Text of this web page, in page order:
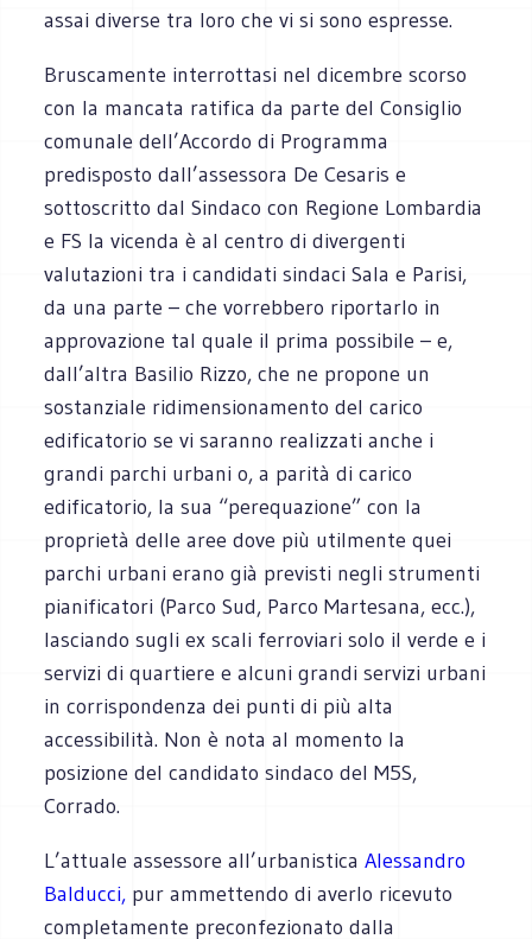
assai diverse tra loro che vi si sono espresse.
Bruscamente interrottasi nel dicembre scorso
con la mancata ratifica da parte del Consiglio
comunale dell’Accordo di Programma
predisposto dall’assessora De Cesaris e
sottoscritto dal Sindaco con Regione Lombardia
e FS la vicenda è al centro di divergenti
valutazioni tra i candidati sindaci Sala e Parisi,
da una parte – che vorrebbero riportarlo in
approvazione tal quale il prima possibile – e,
dall’altra Basilio Rizzo, che ne propone un
sostanziale ridimensionamento del carico
edificatorio se vi saranno realizzati anche i
grandi parchi urbani o, a parità di carico
edificatorio, la sua “perequazione” con la
proprietà delle aree dove più utilmente quei
parchi urbani erano già previsti negli strumenti
pianificatori (Parco Sud, Parco Martesana, ecc.),
lasciando sugli ex scali ferroviari solo il verde e i
servizi di quartiere e alcuni grandi servizi urbani
in corrispondenza dei punti di più alta
accessibilità. Non è nota al momento la
posizione del candidato sindaco del M5S,
Corrado.
L’attuale assessore all’urbanisticaAlessandro
Balducci, pur ammettendo di averlo ricevuto
completamente preconfezionato dalla